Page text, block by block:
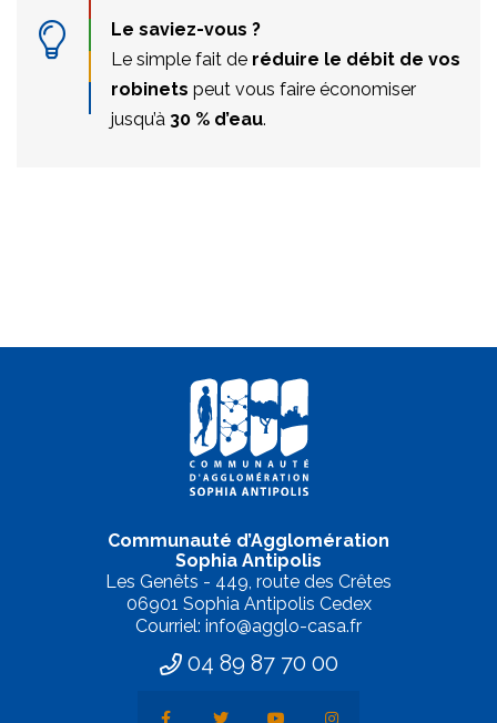
Le saviez-vous ?
Le simple fait de réduire le débit de vos
robinets peut vous faire économiser
jusqu’à 30 % d’eau.
Communauté d’Agglomération
Sophia Antipolis
Les Genêts - 449, route des Crêtes
06901 Sophia Antipolis Cedex
Courriel: info@agglo-casa.fr
04 89 87 70 00